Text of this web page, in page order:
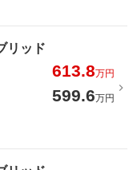
リッド
613.8万円
599.6万円